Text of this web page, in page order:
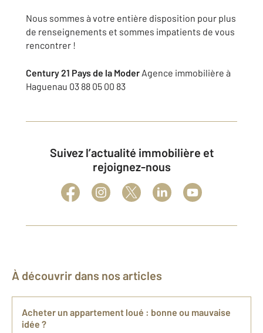
Nous sommes à votre entière disposition pour plus
de renseignements et sommes impatients de vous
rencontrer !
Century 21 Pays de la Moder Agence immobilière à
Haguenau 03 88 05 00 83
Suivez l’actualité immobilière et
rejoignez-nous
À découvrir dans nos articles
Acheter un appartement loué : bonne ou mauvaise
idée ?